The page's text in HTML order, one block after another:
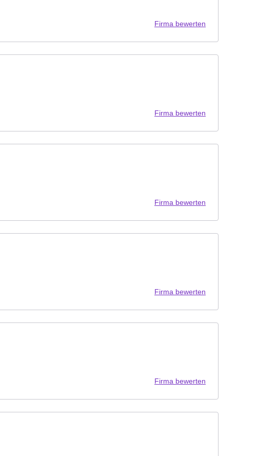
Firma bewerten
Firma bewerten
Firma bewerten
Firma bewerten
Firma bewerten